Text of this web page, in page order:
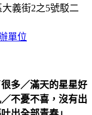
義街2之5號駁二
單位
多／滿天的星星好
不憂不喜，沒有出